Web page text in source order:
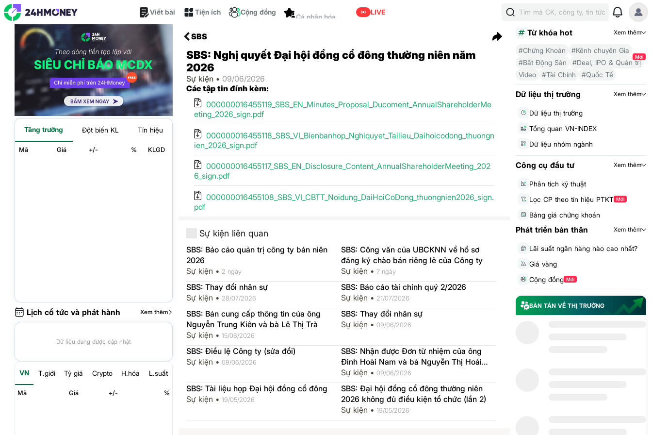
Viết bài Tiện ích
Cộng đồng
LIVE Tìm mã CK, công ty, tin tức
Tăng trưởng Đột biến KL Tín hiệu
Mã Giá +/- % KLGD
Lịch cổ tức và phát hành Xem thêm
Dữ liệu đang được cập nhật
VN T.giới Tỷ giá Crypto H.hóa L.suất
Mã Giá +/- %
SBS
SBS: Nghị quyết Đại hội đồng cổ đông thường niên năm
2026
Sự kiện • 09/06/2026
Các tập tin đính kèm:
000000016455119_SBS_EN_Minutes_Proposal_Ducoment_AnnualShareholderMe
eting_2026_sign.pdf
000000016455118_SBS_VI_Bienbanhop_Nghiquyet_Tailieu_Daihoicodong_thuongn
ien_2026_sign.pdf
000000016455117_SBS_EN_Disclosure_Content_AnnualShareholderMeeting_202
6_sign.pdf
000000016455108_SBS_VI_CBTT_Noidung_DaiHoiCoDong_thuongnien2026_sign.
pdf
Sự kiện liên quan
SBS: Báo cáo quản trị công ty bán niên
2026
Sự kiện • 2 ngày
SBS: Công văn của UBCKNN về hồ sơ
đăng ký chào bán riêng lẻ của Công ty
Sự kiện • 7 ngày
SBS: Thay đổi nhân sự
Sự kiện • 28/07/2026
SBS: Báo cáo tài chính quý 2/2026
Sự kiện • 21/07/2026
SBS: Bản cung cấp thông tin của ông
Nguyễn Trung Kiên và bà Lê Thị Trà
Sự kiện • 15/06/2026
SBS: Thay đổi nhân sự
Sự kiện • 09/06/2026
SBS: Điều lệ Công ty (sửa đổi)
Sự kiện • 09/06/2026
SBS: Nhận được Đơn từ nhiệm của ông
Đinh Hoài Nam và bà Nguyễn Thị Hoài
Thương
Sự kiện • 09/06/2026
SBS: Tài liệu họp Đại hội đồng cổ đông
Sự kiện • 19/05/2026
SBS: Đại hội đồng cổ đông thường niên
2026 không đủ điều kiện tổ chức (lần 2)
Sự kiện • 19/05/2026
Từ khóa hot Xem thêm
#Chứng Khoán
#Kênh chuyên Gia
#Bất Động Sản
#Deal, IPO & Quản trị
Mới
Video #Tài Chính #Quốc Tế
Dữ liệu thị trường Xem thêm
Dữ liệu thị trường
Tổng quan VN-INDEX
Dữ liệu nhóm ngành
Công cụ đầu tư Xem thêm
Phân tích kỹ thuật
Lọc CP theo tín hiệu PTKT Mới
Bảng giá chứng khoán
Phát triển bản thân Xem thêm
Lãi suất ngân hàng nào cao nhất?
Giá vàng
Cộng đồng Mới
BÀN TÁN VỀ THỊ TRƯỜNG